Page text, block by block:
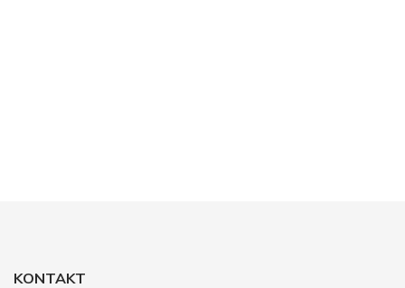
KONTAKT